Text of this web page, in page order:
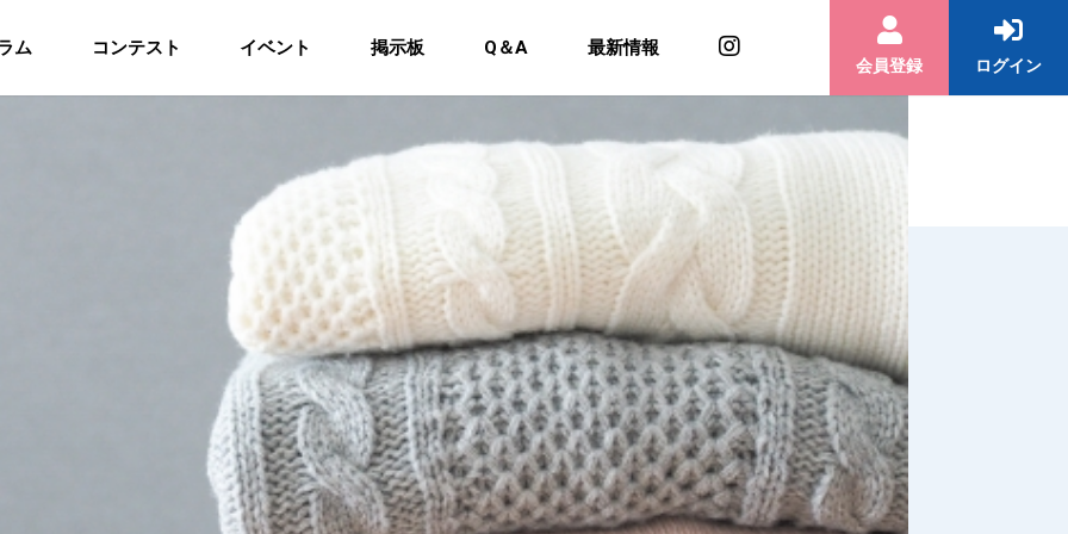
ム コンテスト イベント 掲示板 Q＆A 最新情報
会員登録 ログイン